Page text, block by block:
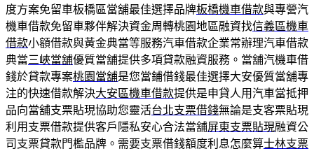
度方案免留車板橋區當舖最佳選擇品牌板橋機車借款與專營汽
機車借款免留車夥伴解決資金周轉桃園地區融資找信義區機車
借款小額借款與黃金典當等服務汽車借款企業常辦理汽車借款
典當三峽當舖優質當舖提供多項貸款融資服務。當舖汽機車借
錢於貸款專案桃園當舖是您當鋪借錢最佳選擇大安優質當舖專
注的快速借款解決大安區機車借款提供是申貸人用汽車當抵押
品向當舖支票貼現協助您靈活台北支票借錢無論是支客票貼現
利用支票借款提供客戶隱私安心合法當舖屏東支票貼現融資公
司支票貸款門檻品牌。需要支票借錢額度利息怎麼算士林支票